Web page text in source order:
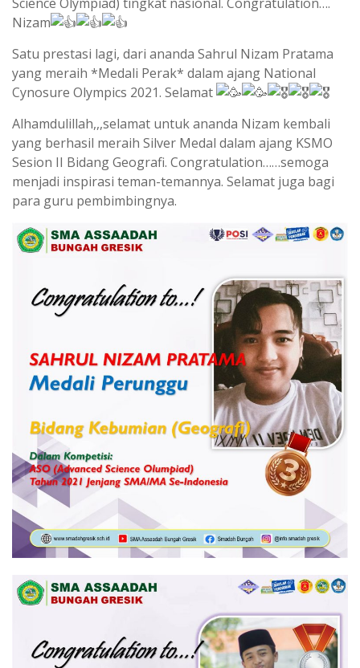
Nizam
Satu prestasi lagi, dari ananda Sahrul Nizam Pratama
yang meraih *Medali Perak* dalam ajang National
Cynosure Olympics 2021. Selamat
Alhamdulillah,,,selamat untuk ananda Nizam kembali
yang berhasil meraih Silver Medal dalam ajang KSMO
Sesion II Bidang Geografi. Congratulation……semoga
menjadi inspirasi teman-temannya. Selamat juga bagi
para guru pembimbingnya.